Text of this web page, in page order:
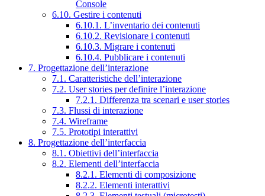
Console
6.10. Gestire i contenuti
6.10.1. L’inventario dei contenuti
6.10.2. Revisionare i contenuti
6.10.3. Migrare i contenuti
6.10.4. Pubblicare i contenuti
7. Progettazione dell’interazione
7.1. Caratteristiche dell’interazione
7.2. User stories per definire l’interazione
7.2.1. Differenza tra scenari e user stories
7.3. Flussi di interazione
7.4. Wireframe
7.5. Prototipi interattivi
8. Progettazione dell’interfaccia
8.1. Obiettivi dell’interfaccia
8.2. Elementi dell’interfaccia
8.2.1. Elementi di composizione
8.2.2. Elementi interattivi